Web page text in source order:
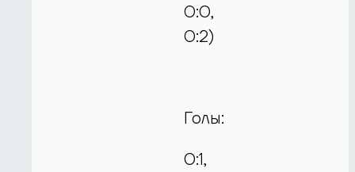
0:0,
0:2)
Голы:
0:1,